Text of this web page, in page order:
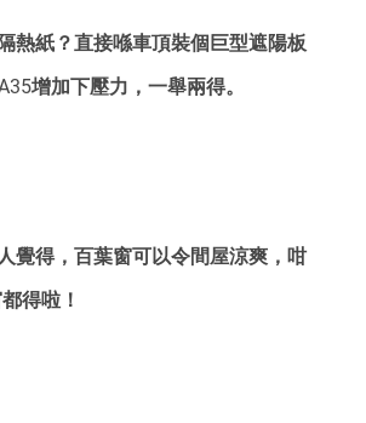
熱紙？直接喺車頂裝個巨型遮陽板
增加下壓力，一舉兩得。
覺得，百葉窗可以令間屋涼爽，咁
得啦！